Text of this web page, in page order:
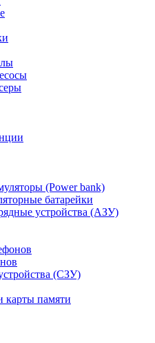
(Power bank)
батарейки
устройства (АЗУ)
(СЗУ)
карты памяти